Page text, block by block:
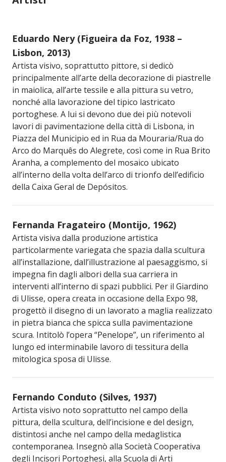
Eduardo Nery (Figueira da Foz, 1938 –
Lisbon, 2013)
Artista visivo, soprattutto pittore, si dedicò
principalmente all’arte della decorazione di piastrelle
in maiolica, all’arte tessile e alla pittura su vetro,
nonché alla lavorazione del tipico lastricato
portoghese. A lui si devono due dei più notevoli
lavori di pavimentazione della città di Lisbona, in
Piazza del Municipio ed in Rua da Mouraria/Rua do
Arco do Marquês do Alegrete, così come in Rua Brito
Aranha, a complemento del mosaico ubicato
all’interno della volta dell’arco di trionfo dell’edificio
della Caixa Geral de Depósitos.
Fernanda Fragateiro (Montijo, 1962)
Artista visiva dalla produzione artistica
particolarmente variegata che spazia dalla scultura
all’installazione, dall’illustrazione al paesaggismo, si
impegna fin dagli albori della sua carriera in
interventi all’interno di spazi pubblici. Per il Giardino
di Ulisse, opera creata in occasione della Expo 98,
progettò il disegno di un lavorato a maglia realizzato
in pietra bianca che spicca sulla pavimentazione
scura. Intitolò l’opera “Penelope”, un riferimento al
lungo ed interminabile lavoro di tessitura della
mitologica sposa di Ulisse.
Fernando Conduto (Silves, 1937)
Artista visivo noto soprattutto nel campo della
pittura, della scultura, dell’incisione e del design,
distintosi anche nel campo della medaglistica
contemporanea. Insegnò alla Società Cooperativa
degli Incisori Portoghesi, alla Scuola di Arti